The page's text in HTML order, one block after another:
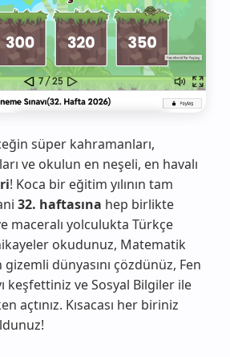
süper kahramanları,
ve okulun en neşeli, en havalı
! Koca bir eğitim yılının tam
32. haftasına hep birlikte
maceralı yolculukta Türkçe
okudunuz, Matematik
gizemli dünyasını çözdünüz, Fen
keşfettiniz ve Sosyal Bilgiler ile
açtınız. Kısacası her biriniz